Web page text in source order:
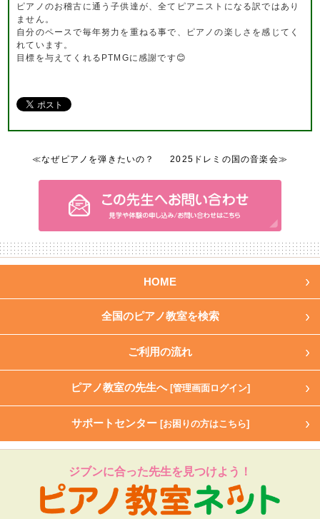
ピアノのお稽古に通う子供達が、全てピアニストになる訳ではあり
ません。
自分のペースで毎年努力を重ねる事で、ピアノの楽しさを感じてく
れています。
目標を与えてくれるPTMGに感謝です😊
≪なぜピアノを弾きたいの？ 2025ドレミの国の音楽会≫
HOME
全国のピアノ教室を検索
ご利用の流れ
ピアノ教室の先生へ [管理画面ログイン]
サポートセンター [お困りの方はこちら]
ジブンに合った先生を見つけよう！